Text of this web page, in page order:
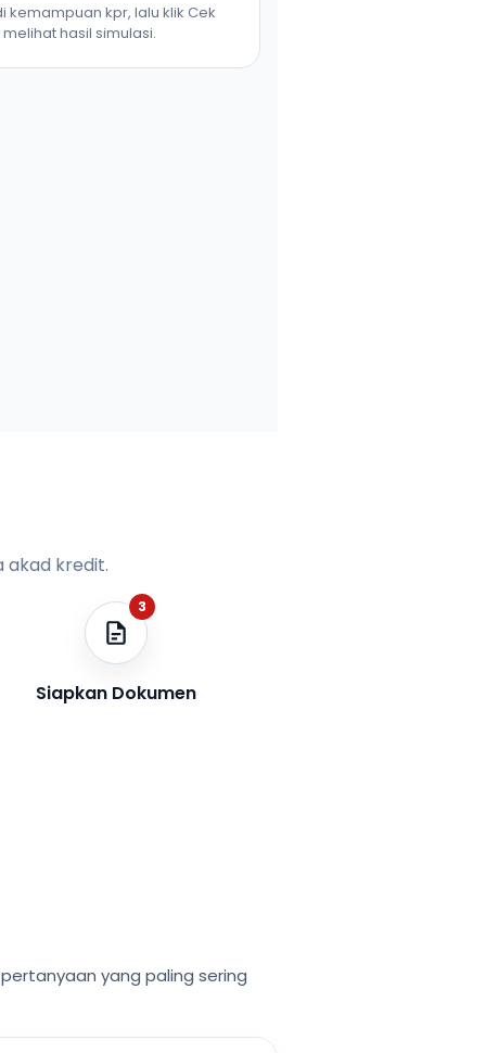
kemampuan kpr, lalu klik Cek
hasil simulasi.
akad kredit.
3
Siapkan Dokumen
yang paling sering